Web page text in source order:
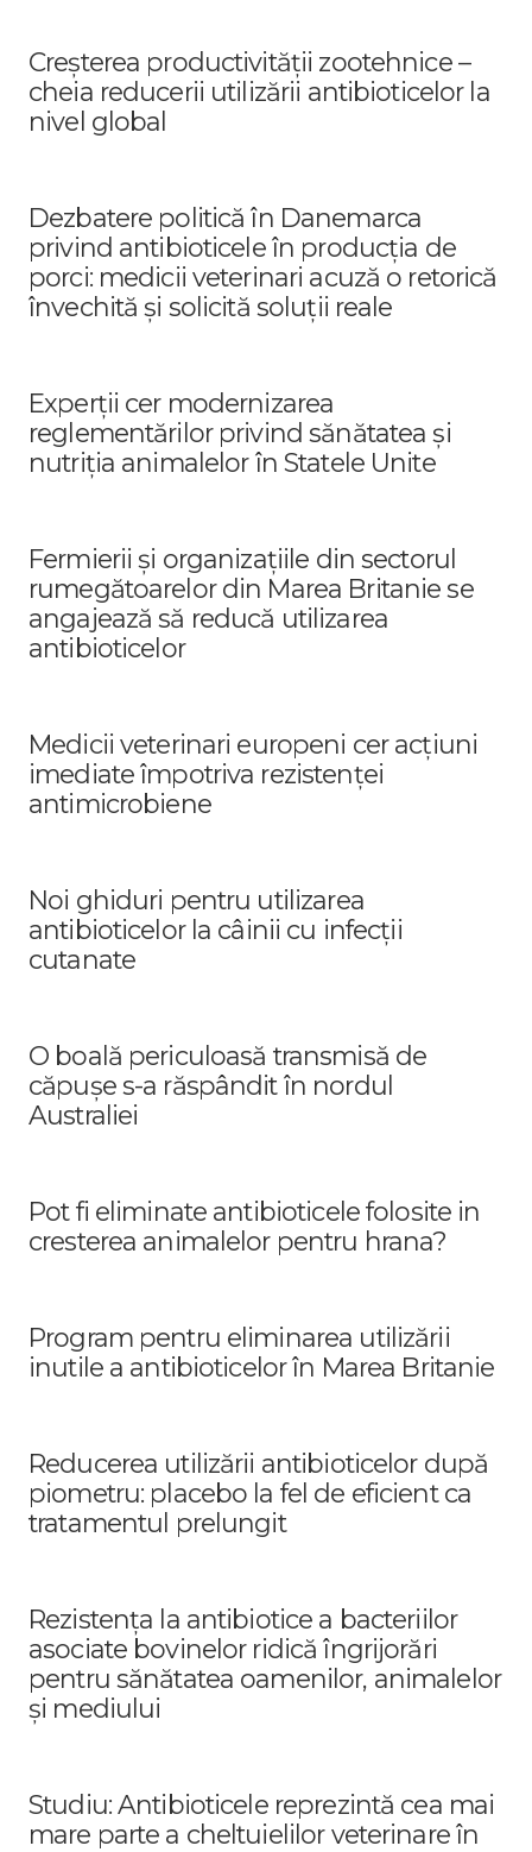
Creșterea productivității zootehnice –
cheia reducerii utilizării antibioticelor la
nivel global
Dezbatere politică în Danemarca
privind antibioticele în producția de
porci: medicii veterinari acuză o retorică
învechită și solicită soluții reale
Experții cer modernizarea
reglementărilor privind sănătatea și
nutriția animalelor în Statele Unite
Fermierii și organizațiile din sectorul
rumegătoarelor din Marea Britanie se
angajează să reducă utilizarea
antibioticelor
Medicii veterinari europeni cer acțiuni
imediate împotriva rezistenței
antimicrobiene
Noi ghiduri pentru utilizarea
antibioticelor la câinii cu infecții
cutanate
O boală periculoasă transmisă de
căpușe s-a răspândit în nordul
Australiei
Pot fi eliminate antibioticele folosite in
cresterea animalelor pentru hrana?
Program pentru eliminarea utilizării
inutile a antibioticelor în Marea Britanie
Reducerea utilizării antibioticelor după
piometru: placebo la fel de eficient ca
tratamentul prelungit
Rezistența la antibiotice a bacteriilor
asociate bovinelor ridică îngrijorări
pentru sănătatea oamenilor, animalelor
și mediului
Studiu: Antibioticele reprezintă cea mai
mare parte a cheltuielilor veterinare în